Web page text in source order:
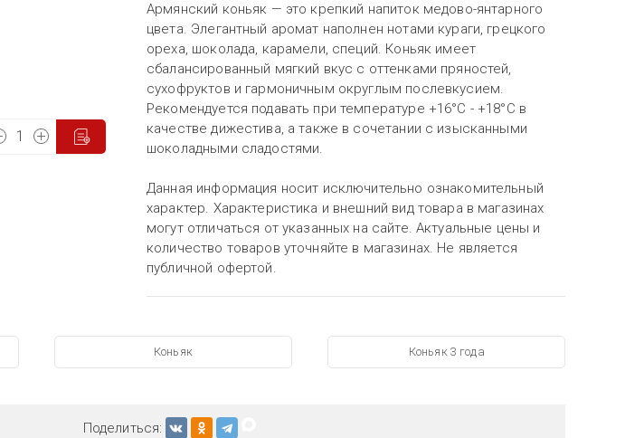
Армянский коньяк — это крепкий напиток медово-янтарного
цвета. Элегантный аромат наполнен нотами кураги, грецкого
ореха, шоколада, карамели, специй. Коньяк имеет
сбалансированный мягкий вкус с оттенками пряностей,
сухофруктов и гармоничным округлым послевкусием.
Рекомендуется подавать при температуре +16°С - +18°С в
качестве дижестива, а также в сочетании с изысканными
шоколадными сладостями.
Данная информация носит исключительно ознакомительный
характер. Характеристика и внешний вид товара в магазинах
могут отличаться от указанных на сайте. Актуальные цены и
количество товаров уточняйте в магазинах. Не является
публичной офертой.
Коньяк Коньяк 3 года
Поделиться: